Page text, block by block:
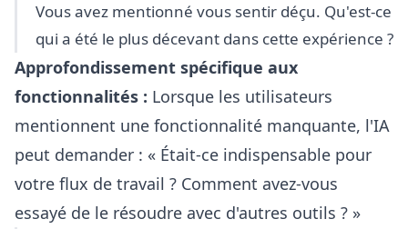
Vous avez mentionné vous sentir déçu. Qu'est-ce
qui a été le plus décevant dans cette expérience ?
Approfondissement spécifique aux
fonctionnalités : Lorsque les utilisateurs
mentionnent une fonctionnalité manquante, l'IA
peut demander : « Était-ce indispensable pour
votre flux de travail ? Comment avez-vous
essayé de le résoudre avec d'autres outils ? »